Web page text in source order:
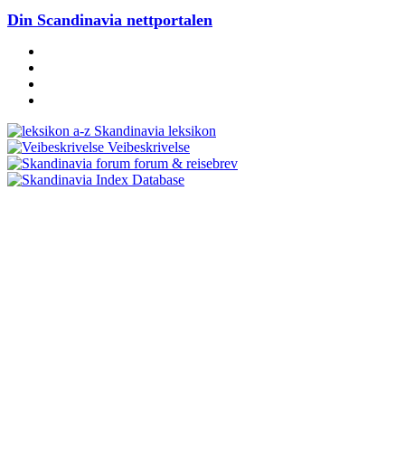
Din Scandinavia nettportalen
Skandinavia leksikon
Veibeskrivelse
forum & reisebrev
Database